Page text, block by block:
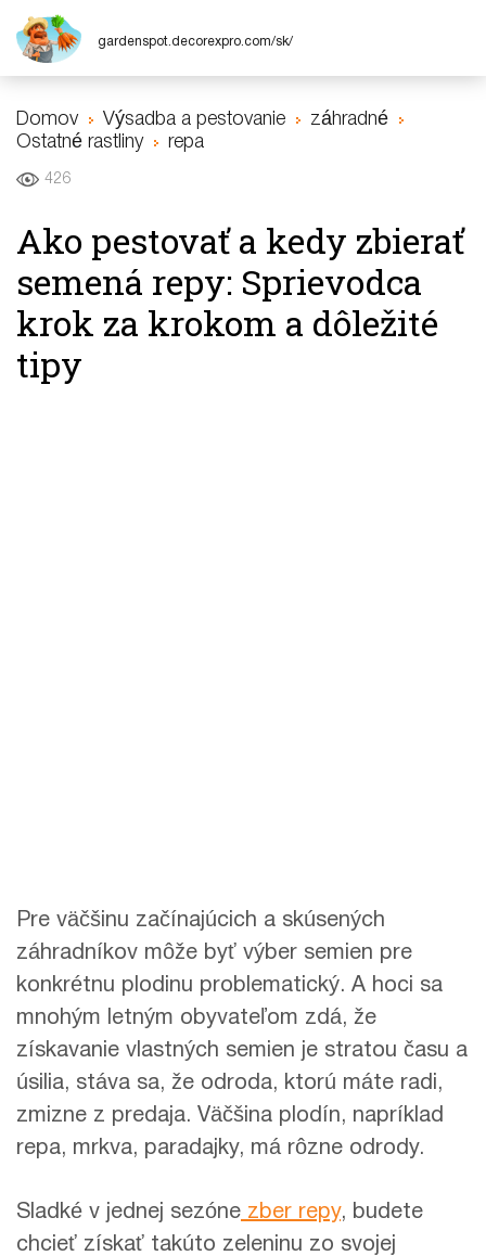
gardenspot.decorexpro.com/sk/
Domov Výsadba a pestovanie
záhradné
Ostatné rastliny
repa
426
Ako pestovať a kedy zbierať
semená repy: Sprievodca
krok za krokom a dôležité
tipy
Pre väčšinu začínajúcich a skúsených
záhradníkov môže byť výber semien pre
konkrétnu plodinu problematický. A hoci sa
mnohým letným obyvateľom zdá, že
získavanie vlastných semien je stratou času a
úsilia, stáva sa, že odroda, ktorú máte radi,
zmizne z predaja. Väčšina plodín, napríklad
repa, mrkva, paradajky, má rôzne odrody.
Sladké v jednej sezóne zber repy, budete
chcieť získať takúto zeleninu zo svojej